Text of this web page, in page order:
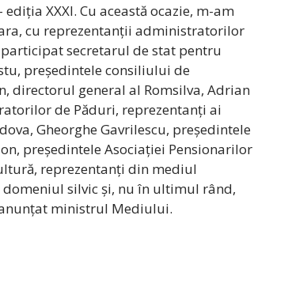
XXXI. Cu această ocazie, m-am
cu reprezentanții administratorilor
secretarul de stat pentru
președintele consiliului de
directorul general al Romsilva, Adrian
de Păduri, reprezentanți ai
Gheorghe Gavrilescu, președintele
președintele Asociației Pensionarilor
reprezentanți din mediul
silvic și, nu în ultimul rând,
ministrul Mediului.